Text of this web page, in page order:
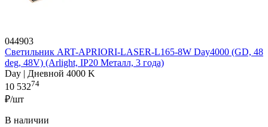
044903
Светильник ART-APRIORI-LASER-L165-8W Day4000 (GD, 48
deg, 48V) (Arlight, IP20 Металл, 3 года)
Day | Дневной 4000 K
10 53274
₽/шт
В наличии